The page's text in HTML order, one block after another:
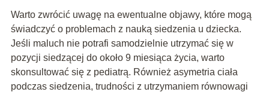
Warto zwrócić uwagę na ewentualne objawy, które mogą
świadczyć o problemach z nauką siedzenia u dziecka.
Jeśli maluch nie potrafi samodzielnie utrzymać się w
pozycji siedzącej do około 9 miesiąca życia, warto
skonsultować się z pediatrą. Również asymetria ciała
podczas siedzenia, trudności z utrzymaniem równowagi